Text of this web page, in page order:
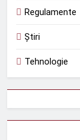
Regulamente
Știri
Tehnologie